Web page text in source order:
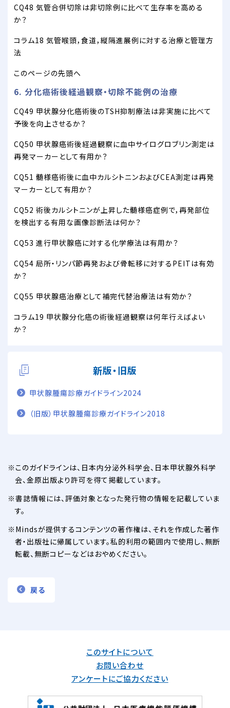
CQ48 気管合併切除は非切除例に比べて生存率を高める
か？
コラム18 気管喉頭，食道，縦隔進展例に対する治療と管理方
法
このページの先頭へ
6. 分化癌術後経過観察・切除不能例の治療
CQ49 甲状腺分化癌術後のTSH抑制療法は非実施に比べて
予後を向上させるか？
CQ50 甲状腺癌術後経過観察に血中サイログロブリン測定は
再発マーカーとして有用か？
CQ51 髄様癌術後に血中カルシトニンおよびCEA測定は再発
マーカーとして有用か？
CQ52 術後カルシトニンが上昇した髄様癌症例で，再発部位
を検出する有用な画像診断法は何か？
CQ53 進行甲状腺癌に対する化学療法は有用か？
CQ54 局所・リンパ節再発および骨転移に対するPEITは有効
か？
CQ55 甲状腺癌治療として補完代替治療法は有効か？
コラム19 甲状腺分化癌の術後経過観察は何年行えばよい
か？
新版・旧版
甲状腺腫瘍診療ガイドライン2024
（旧版）甲状腺腫瘍診療ガイドライン2018
このガイドラインは、日本内分泌外科学会、日本甲状腺外科学
会、金原出版より許可を得て掲載しています。
書誌情報には、評価対象となった発行物の情報を記載していま
す。
Mindsが提供するコンテンツの著作権は、それを作成した著作
者・出版社に帰属しています。私的利用の範囲内で使用し、無断
転載、無断コピーなどはおやめください。
戻る
このサイトについて
お問い合わせ
アンケートにご協力ください